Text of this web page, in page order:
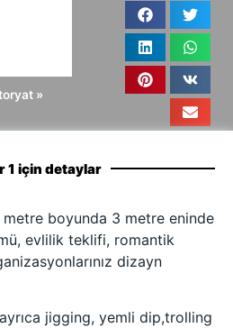
»
1 için detaylar
boyunda 3 metre eninde
evlilik teklifi, romantik
dizayn
jigging, yemli dip,trolling